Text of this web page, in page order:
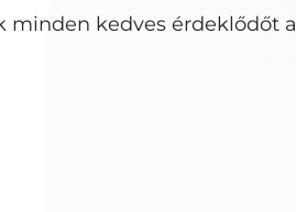
minden kedves érdeklődőt a